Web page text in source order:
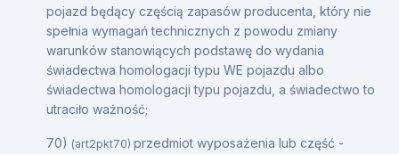
pojazd będący częścią zapasów producenta, który nie
spełnia wymagań technicznych z powodu zmiany
warunków stanowiących podstawę do wydania
świadectwa homologacji typu WE pojazdu albo
świadectwa homologacji typu pojazdu, a świadectwo to
utraciło ważność;
70) (art2pkt70) przedmiot wyposażenia lub część -